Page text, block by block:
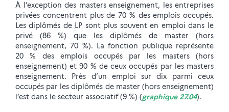
À l’exception des masters enseignement, les entreprises
privées concentrent plus de 70 % des emplois occupés.
Les diplômés de LP sont plus souvent en emploi dans le
privé (86 %) que les diplômés de master (hors
enseignement, 70 %). La fonction publique représente
20 % des emplois occupés par les masters (hors
enseignement) et 90 % de ceux occupés par les masters
enseignement. Près d’un emploi sur dix parmi ceux
occupés par les diplômés de master (hors enseignement)
l’est dans le secteur associatif (9 %) (graphique 27.04).